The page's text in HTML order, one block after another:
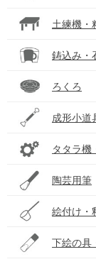
土練機・
鋳込み・
ろくろ
成形小道
タタラ機
陶芸用筆
絵付け・
下絵の具